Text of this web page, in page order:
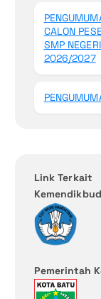
CALON
SMP
2026/2027
Link Terkait
Pemerintah